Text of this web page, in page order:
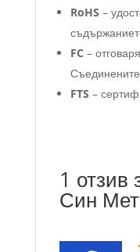
RoHS –
FC –
FTS –
1 отзив
Син